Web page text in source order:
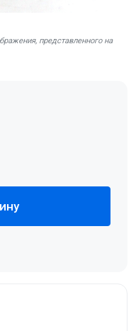
представленного на